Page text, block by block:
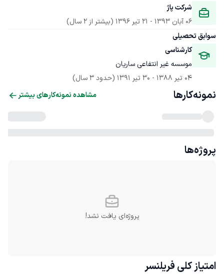
شرکت پاژ
06 آبان 1393
- 21 تیر 1396
(بیشتر از 2 سال)
سوابق تحصیلی
کارشناسی
موسسه غیر انتفاعی ساریان
04 تیر 1388
- 30 تیر 1391 (حدود 3 سال)
نمونه‌کارها مشاهده نمونه‌کارهای بیشتر
پروژه‌ها
پروژه‌ای یافت نشد!
امتیاز کلی فریلنسر